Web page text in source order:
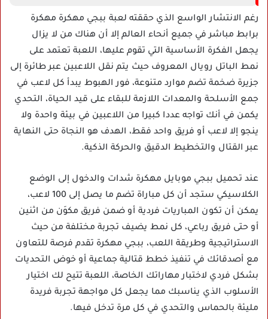
رغم الانتشار الواسع الذي حققته لعبة ببجي مهكرة مهكرة
برابط مباشر في جميع أنحاء العالم إلا أن هناك من لا يزال
يجهل الفكرة الأساسية التي تقوم عليها، اللعبة تعتمد على
نمط الباتل رويال المعروف حيث يتم نقل اللاعبين عبر طائرة إلى
جزيرة ضخمة تضم موارد متنوعة، فور الهبوط يبدأ كل لاعب في
جمع الأسلحة والمعدات اللازمة للبقاء على قيد الحياة، التحدي
يكمن في أنك تواجه عددا كبيرا من اللاعبين في بيئة واحدة ولا
ينجو إلا لاعب أو فريق واحد فقط، الهدف هو النجاة حتى النهاية
عبر القتال والتخطيط الدقيق والحركة الذكية.
عند تحميل ببجي موبايل مهكرة شدات والدخول إلى الوضع
الكلاسيكي ستجد أن كل مباراة تضم ما يصل إلى 100 لاعب،
يمكن أن تكون المباريات فردية أو ضمن فريق مكوَن من اثنين
أو حتى فريق رباعي، كل نمط يضيف تجربة مختلفة من حيث
الاستراتيجية وطريقة اللعب، ببجي مهكرة تقدم فرصة للتعاون
مع أصدقائك في تنفيذ خطط قتالية جماعية أو خوض التحديات
بشكل فردي لاختبار مهاراتك الخاصة، اللعبة تتيح لك اختيار
الأسلوب الذي يناسبك مما يجعل كل مواجهة تجربة فريدة
مليئة بالحماس والتحدي في كل مرة تدخل فيها.